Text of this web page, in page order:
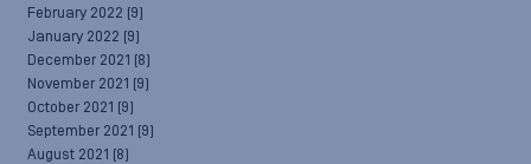
February 2022 (9)
January 2022 (9)
December 2021 (8)
November 2021 (9)
October 2021 (9)
September 2021 (9)
August 2021 (8)